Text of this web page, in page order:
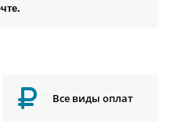
Все виды оплат